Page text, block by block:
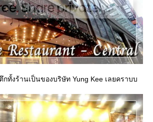
ทั้งร้านเป็นของบริษัท Yung Kee เลยคราบบ